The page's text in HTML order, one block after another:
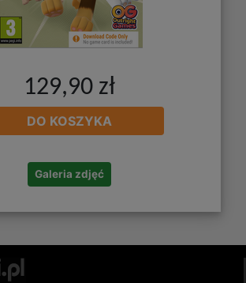
129,90 zł
DO KOSZYKA
Galeria zdjęć